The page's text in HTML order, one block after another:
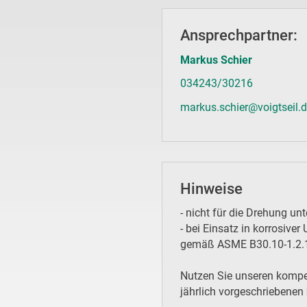
Ansprechpartner:
Markus Schier
034243/30216
Hinweise
- nicht für die Drehung
- bei Einsatz in korrosiver
gemäß ASME B30.10-
Nutzen Sie unseren
jährlich vorgeschriebenen